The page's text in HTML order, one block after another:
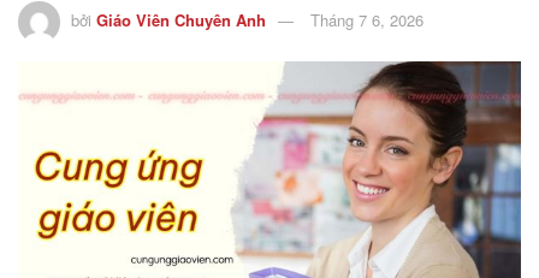
bởi Giáo Viên Chuyên Anh Tháng 7 6, 2026